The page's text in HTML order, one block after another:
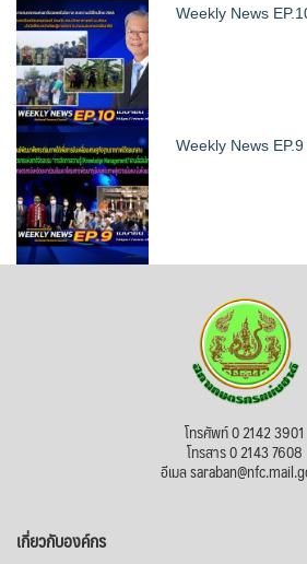
Weekly News
Weekly News
โทรศัพท์ 0 2142 3901
โทรสาร 0 2143 7608
อีเมล
เกี่ยวกับองค์กร